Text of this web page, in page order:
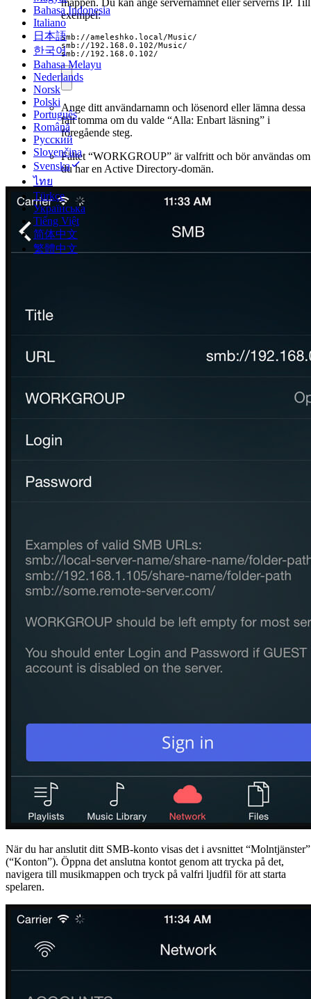
Bahasa Indonesia
Italiano
日本語
한국어
Bahasa Melayu
Nederlands
Norsk
Polski
Português
Română
Русский
Slovenčina
Svenska
ไทย
Türkçe
Українська
Tiếng Việt
简体中文
繁體中文
mappen. Du kan ange servernamnet eller serverns IP. Till
exempel:
smb://ameleshko.local/Music/
smb://192.168.0.102/Music/
smb://192.168.0.102/
Ange ditt användarnamn och lösenord eller lämna dessa
fält tomma om du valde “Alla: Enbart läsning” i
föregående steg.
Fältet “WORKGROUP” är valfritt och bör användas om
du har en Active Directory-domän.
När du har anslutit ditt SMB-konto visas det i avsnittet “Molntjänster”
(“Konton”). Öppna det anslutna kontot genom att trycka på det,
navigera till musikmappen och tryck på valfri ljudfil för att starta
spelaren.